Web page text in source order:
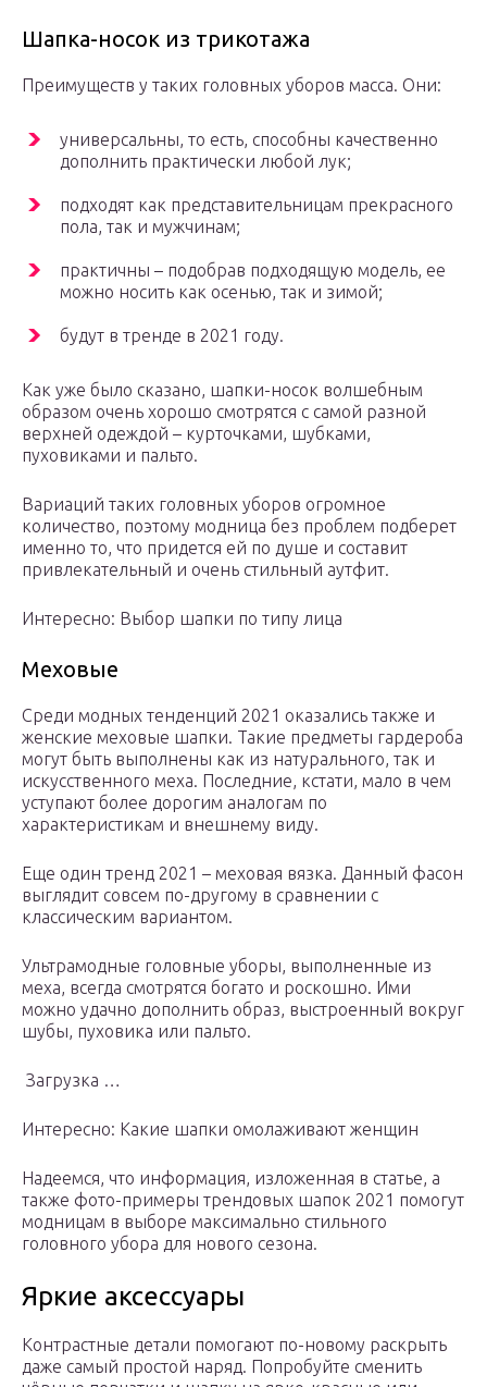
Шапка-носок из трикотажа
Преимуществ у таких головных уборов масса. Они:
универсальны, то есть, способны качественно
дополнить практически любой лук;
подходят как представительницам прекрасного
пола, так и мужчинам;
практичны – подобрав подходящую модель, ее
можно носить как осенью, так и зимой;
будут в тренде в 2021 году.
Как уже было сказано, шапки-носок волшебным
образом очень хорошо смотрятся с самой разной
верхней одеждой – курточками, шубками,
пуховиками и пальто.
Вариаций таких головных уборов огромное
количество, поэтому модница без проблем подберет
именно то, что придется ей по душе и составит
привлекательный и очень стильный аутфит.
Интересно: Выбор шапки по типу лица
Меховые
Среди модных тенденций 2021 оказались также и
женские меховые шапки. Такие предметы гардероба
могут быть выполнены как из натурального, так и
искусственного меха. Последние, кстати, мало в чем
уступают более дорогим аналогам по
характеристикам и внешнему виду.
Еще один тренд 2021 – меховая вязка. Данный фасон
выглядит совсем по-другому в сравнении с
классическим вариантом.
Ультрамодные головные уборы, выполненные из
меха, всегда смотрятся богато и роскошно. Ими
можно удачно дополнить образ, выстроенный вокруг
шубы, пуховика или пальто.
Загрузка …
Интересно: Какие шапки омолаживают женщин
Надеемся, что информация, изложенная в статье, а
также фото-примеры трендовых шапок 2021 помогут
модницам в выборе максимально стильного
головного убора для нового сезона.
Яркие аксессуары
Контрастные детали помогают по-новому раскрыть
даже самый простой наряд. Попробуйте сменить